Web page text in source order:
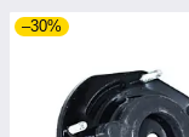
–30%